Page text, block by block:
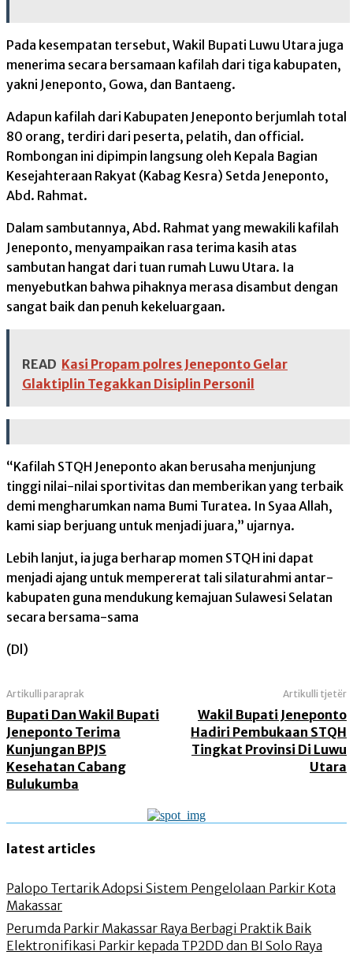
Pada kesempatan tersebut, Wakil Bupati Luwu Utara juga
menerima secara bersamaan kafilah dari tiga kabupaten,
yakni Jeneponto, Gowa, dan Bantaeng.
Adapun kafilah dari Kabupaten Jeneponto berjumlah total
80 orang, terdiri dari peserta, pelatih, dan official.
Rombongan ini dipimpin langsung oleh Kepala Bagian
Kesejahteraan Rakyat (Kabag Kesra) Setda Jeneponto,
Abd. Rahmat.
Dalam sambutannya, Abd. Rahmat yang mewakili kafilah
Jeneponto, menyampaikan rasa terima kasih atas
sambutan hangat dari tuan rumah Luwu Utara. Ia
menyebutkan bahwa pihaknya merasa disambut dengan
sangat baik dan penuh kekeluargaan.
READ Kasi Propam polres Jeneponto Gelar
Glaktiplin Tegakkan Disiplin Personil
“Kafilah STQH Jeneponto akan berusaha menjunjung
tinggi nilai-nilai sportivitas dan memberikan yang terbaik
demi mengharumkan nama Bumi Turatea. In Syaa Allah,
kami siap berjuang untuk menjadi juara,” ujarnya.
Lebih lanjut, ia juga berharap momen STQH ini dapat
menjadi ajang untuk mempererat tali silaturahmi antar-
kabupaten guna mendukung kemajuan Sulawesi Selatan
secara bersama-sama
(Dl)
Artikulli paraprak
Bupati Dan Wakil Bupati
Jeneponto Terima
Kunjungan BPJS
Kesehatan Cabang
Bulukumba
Artikulli tjetër
Wakil Bupati Jeneponto
Hadiri Pembukaan STQH
Tingkat Provinsi Di Luwu
Utara
latest articles
Palopo Tertarik Adopsi Sistem Pengelolaan Parkir Kota
Makassar
Perumda Parkir Makassar Raya Berbagi Praktik Baik
Elektronifikasi Parkir kepada TP2DD dan BI Solo Raya